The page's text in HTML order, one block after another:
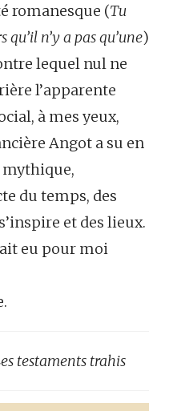
romanesque (Tu
n’y a pas qu’une)
lequel nul ne
l’apparente
à mes yeux,
Angot a su en
mythique,
du temps, des
et des lieux.
eu pour moi
testaments trahis